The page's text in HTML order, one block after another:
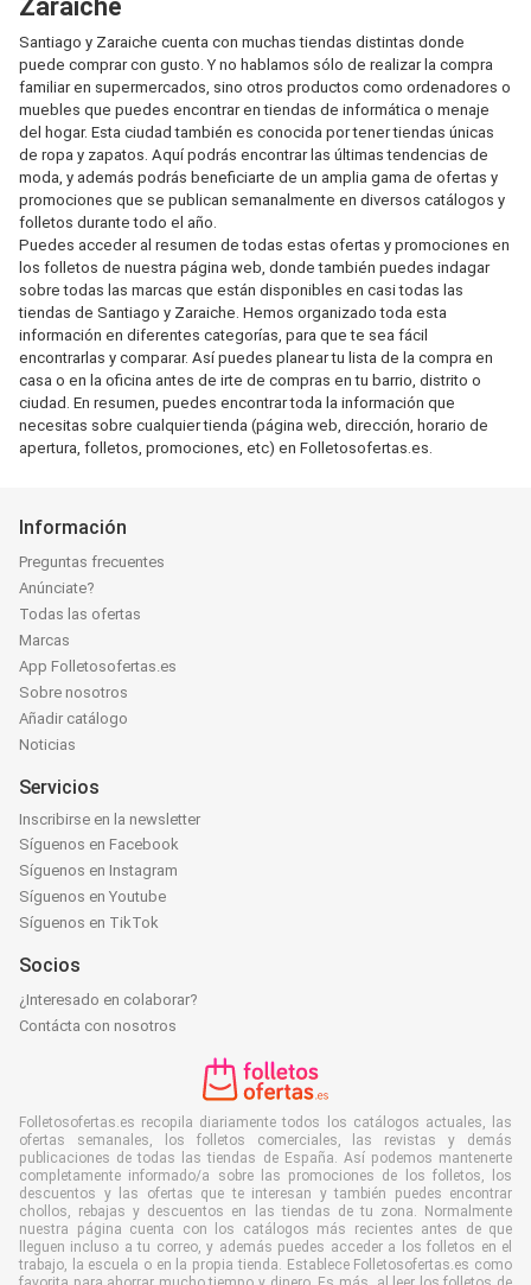
Zaraiche
Santiago y Zaraiche cuenta con muchas tiendas distintas donde
puede comprar con gusto. Y no hablamos sólo de realizar la compra
familiar en supermercados, sino otros productos como ordenadores o
muebles que puedes encontrar en tiendas de informática o menaje
del hogar. Esta ciudad también es conocida por tener tiendas únicas
de ropa y zapatos. Aquí podrás encontrar las últimas tendencias de
moda, y además podrás beneficiarte de un amplia gama de ofertas y
promociones que se publican semanalmente en diversos catálogos y
folletos durante todo el año.
Puedes acceder al resumen de todas estas ofertas y promociones en
los folletos de nuestra página web, donde también puedes indagar
sobre todas las marcas que están disponibles en casi todas las
tiendas de Santiago y Zaraiche. Hemos organizado toda esta
información en diferentes categorías, para que te sea fácil
encontrarlas y comparar. Así puedes planear tu lista de la compra en
casa o en la oficina antes de irte de compras en tu barrio, distrito o
ciudad. En resumen, puedes encontrar toda la información que
necesitas sobre cualquier tienda (página web, dirección, horario de
apertura, folletos, promociones, etc) en Folletosofertas.es.
Información
Preguntas frecuentes
Anúnciate?
Todas las ofertas
Marcas
App Folletosofertas.es
Sobre nosotros
Añadir catálogo
Noticias
Servicios
Inscribirse en la newsletter
Síguenos en Facebook
Síguenos en Instagram
Síguenos en Youtube
Síguenos en TikTok
Socios
¿Interesado en colaborar?
Contácta con nosotros
Folletosofertas.es recopila diariamente todos los catálogos actuales, las
ofertas semanales, los folletos comerciales, las revistas y demás
publicaciones de todas las tiendas de España. Así podemos mantenerte
completamente informado/a sobre las promociones de los folletos, los
descuentos y las ofertas que te interesan y también puedes encontrar
chollos, rebajas y descuentos en las tiendas de tu zona. Normalmente
nuestra página cuenta con los catálogos más recientes antes de que
lleguen incluso a tu correo, y además puedes acceder a los folletos en el
trabajo, la escuela o en la propia tienda. Establece Folletosofertas.es como